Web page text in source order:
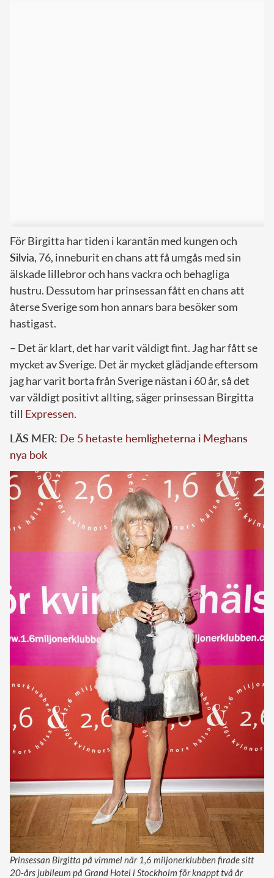
För Birgitta har tiden i karantän med kungen och
Silvia, 76, inneburit en chans att få umgås med sin
älskade lillebror och hans vackra och behagliga
hustru. Dessutom har prinsessan fått en chans att
återse Sverige som hon annars bara besöker som
hastigast.
– Det är klart, det har varit väldigt fint. Jag har fått se
mycket av Sverige. Det är mycket glädjande eftersom
jag har varit borta från Sverige nästan i 60 år, så det
var väldigt positivt allting, säger prinsessan Birgitta
till Expressen.
LÄS MER: De 5 hetaste hemligheterna i Meghans
nya bok
Prinsessan Birgitta på vimmel när 1,6 miljonerklubben firade sitt
20-års jubileum på Grand Hotel i Stockholm för knappt två år